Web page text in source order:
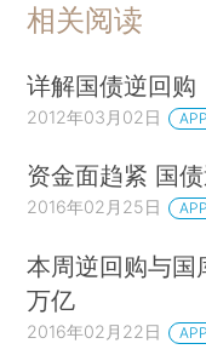
相关阅读
详解国债逆回购
2012年03月02日
资金面趋紧 国
2016年02月25日
本周逆回购与国
万亿
2016年02月22日